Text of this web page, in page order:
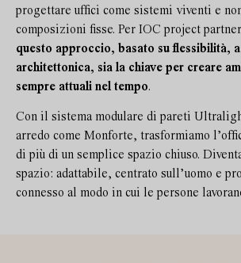
progettare uffici come sistemi viventi e
composizioni fisse. Per IOC project
questo approccio, basato su flessibilità,
architettonica, sia la chiave per creare
sempre attuali nel tempo.
Con il sistema modulare di pareti
arredo come Monforte, trasformiamo
di più di un semplice spazio chiuso.
spazio: adattabile, centrato sull’uomo e
connesso al modo in cui le persone